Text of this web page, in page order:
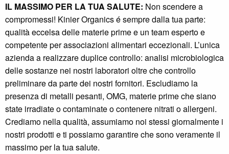
IL MASSIMO PER LA TUA SALUTE: Non scendere a
compromessi! Kinier Organics é sempre dalla tua parte:
qualità eccelsa delle materie prime e un team esperto e
competente per associazioni alimentari eccezionali. L’unica
azienda a realizzare duplice controllo: analisi microbiologica
delle sostanze nei nostri laboratori oltre che controllo
preliminare da parte dei nostri fornitori. Escludiamo la
presenza di metalli pesanti, OMG, materie prime che siano
state irradiate o contaminate o contenere nitrati o allergeni.
Crediamo nella qualità, assumiamo noi stessi giornalmente i
nostri prodotti e ti possiamo garantire che sono veramente il
massimo per la tua salute.